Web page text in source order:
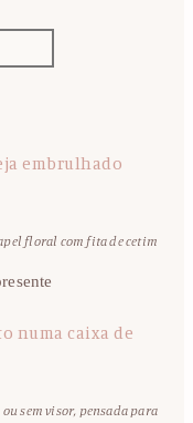
embrulhado
floral com fita de cetim
numa caixa de
sem visor, pensada para